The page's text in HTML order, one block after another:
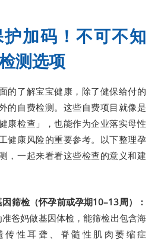
加码！不可不知
测选项
的了解宝宝健康，除了健保给付的
的自费检测。这些自费项目就像是
康检查」，也能作为企业落实母性
健康风险的重要参考。以下整理孕
，一起来看看这些检查的意义和建
筛检（怀孕前或孕期10–13周）：
爸妈做基因体检，能筛检出包含海
传性耳聋、脊髓性肌肉萎缩症